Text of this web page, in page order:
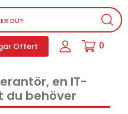
Offert 0
licenser
en IT-
du behöver